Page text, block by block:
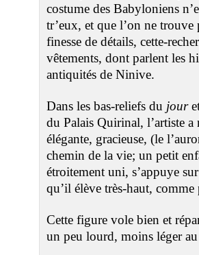
costume des Babyloniens
tr’eux, et que l’on ne trouve
finesse de détails, cette-
vêtements, dont parlent les
antiquités de Ninive.
Dans les bas-reliefs du jour
du Palais Quirinal, l’artiste a
élégante, gracieuse, (le
chemin de la vie; un petit
étroitement uni, s’appuye
qu’il élève très-haut,
Cette figure vole bien et
un peu lourd, moins léger